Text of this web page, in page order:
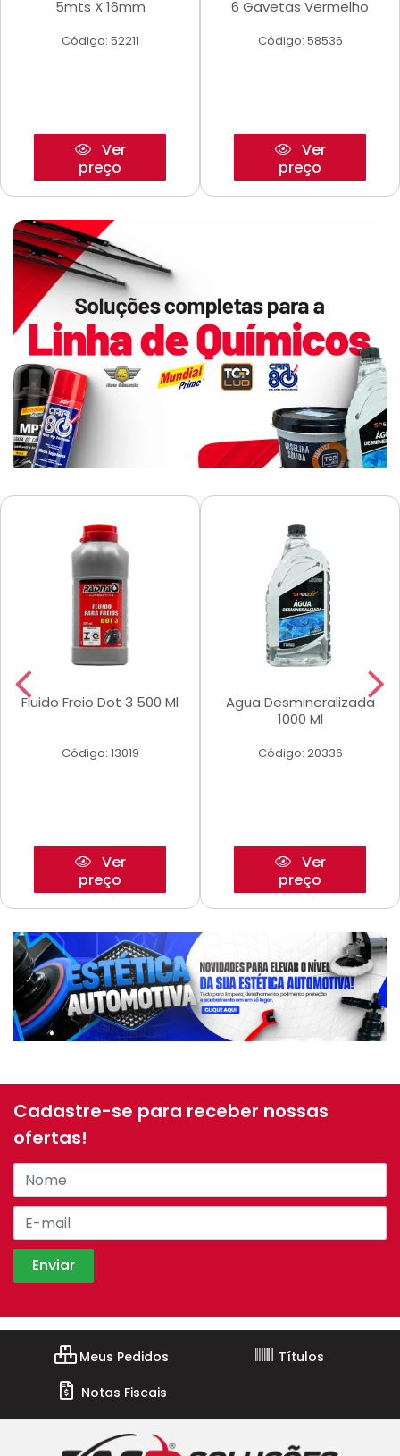
5mts X 16mm
Código: 52211
Ver
preço
6 Gavetas Vermelho
Código: 58536
Ver
preço
Fluido Freio Dot 3 500 Ml
Código: 13019
Ver
preço
Agua Desmineralizada
1000 Ml
Código: 20336
Ver
preço
Cadastre-se para receber nossas
ofertas!
Meus Pedidos
Títulos
Notas Fiscais